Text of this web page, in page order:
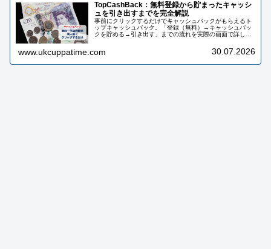
TopCashBack：無料登録から貯まったキャッシ
ュを引き出すまでを完全解説
事前にクリックするだけでキャッシュバックがもらえるト
ップキャッシュバック。「登録（無料）→キャッシュバッ
クを貯める→引き出す」までの流れを実際の画面で詳しく
www.ukcuppatime.com 30.07.2026